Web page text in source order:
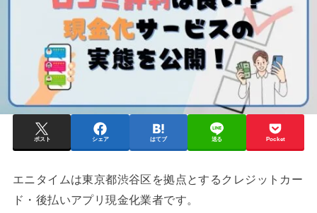
ポスト シェア はてブ 送る Pocket
エニタイムは東京都渋谷区を拠点とするクレジットカー
ド・後払いアプリ現金化業者です。